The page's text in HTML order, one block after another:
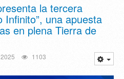
la tercera
Infinito”, una apuesta
en plena Tierra de
1103